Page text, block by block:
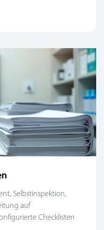
Selbstinspektion,
auf
Checklisten